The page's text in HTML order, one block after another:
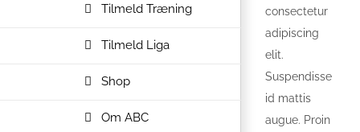
Tilmeld Træning
Tilmeld Liga
Shop
Om ABC
consectetur
adipiscing
elit.
Suspendisse
id mattis
augue. Proin